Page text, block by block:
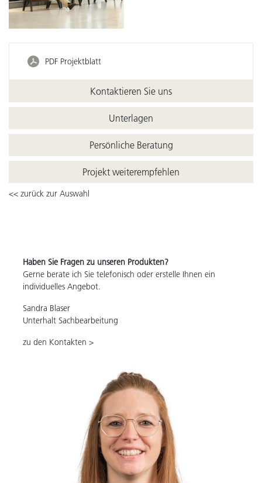
PDF Projektblatt
Kontaktieren Sie uns
Unterlagen
Persönliche Beratung
Projekt weiterempfehlen
<< zurück zur Auswahl
Haben Sie Fragen zu unseren Produkten?
Gerne berate ich Sie telefonisch oder erstelle Ihnen ein
individuelles Angebot.
Sandra Blaser
Unterhalt Sachbearbeitung
zu den Kontakten >